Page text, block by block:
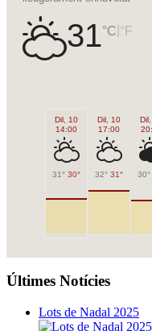
31°C °F
Dil, 10
14:00
31° 30°
Dil, 10
17:00
32° 31° 30°
Últimes Notícies
Lots de Nadal 2025